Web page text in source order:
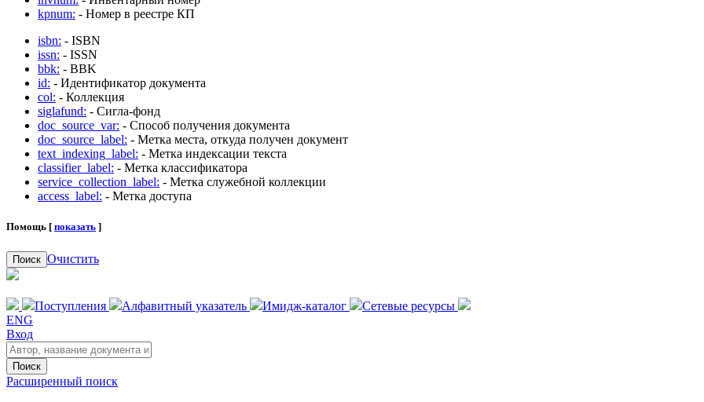
kpnum: - Номер в реестре КП
isbn: - ISBN
issn: - ISSN
bbk: - BBK
id: - Идентификатор документа
col: - Коллекция
siglafund: - Сигла-фонд
doc_source_var: - Способ получения документа
doc_source_label: - Метка места, откуда получен документ
text_indexing_label: - Метка индексации текста
classifier_label: - Метка классификатора
service_collection_label: - Метка служебной коллекции
access_label: - Метка доступа
Помощь [ показать ]
Поиск Очистить
Поступления Алфавитный указатель Имидж-каталог
Сетевые ресурсы
ENG
Вход
Поиск
Расширенный поиск